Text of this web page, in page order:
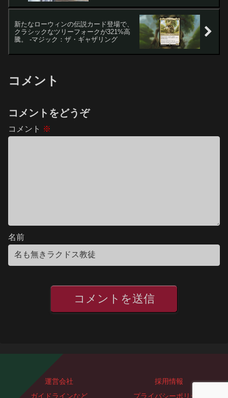
新たなローウィンの伝説カード登場で、
クラシックなツリーフォークが321%高
騰。 -マジック：ザ・ギャザリング
コメント
コメントをどうぞ
コメント ※
名前
運営会社
採用情報
ガイドラインなど
プライバシーポリシー